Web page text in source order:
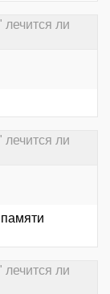
ли
ли
ли